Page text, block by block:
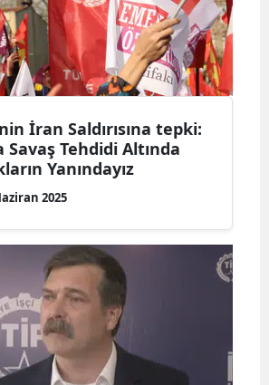
İran Saldırısına tepki:
Tehdidi Altında
Yanındayız
2025